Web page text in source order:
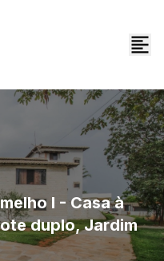
I - Casa à
duplo, Jardim